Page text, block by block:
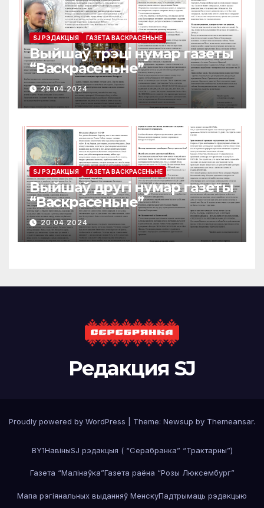
SJ РЭДАКЦЫЯ ГАЗЕТА ВАСКРАСЕНЬНЕ
Выйшаў трэці нумар газеты
“Васкрасеньне”
29.04.2024
SJ РЭДАКЦЫЯ ГАЗЕТА ВАСКРАСЕНЬНЕ
Выйшаў другі нумар газеты
“Васкрасеньне”
20.04.2024
Редакция SJ
Proudly powered by WordPress Theme: Newsup by Themeansar.
BY1НавiныSJ рэдакцыя ( “Серабранка” “Трактарны”)
Газета “Малінаўка”Газета раёна “Розы Люксембург”
Мапа рэгiянальных выданняў МенскуПадтрымаць рэдакцыю